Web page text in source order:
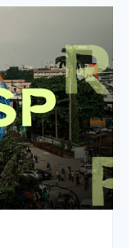
modstand og